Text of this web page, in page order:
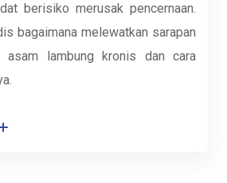
berisiko merusak pencernaan.
bagaimana melewatkan sarapan
asam lambung kronis dan cara